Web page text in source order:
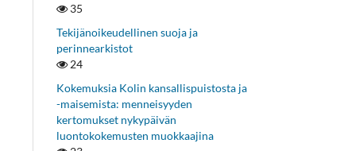
35
Tekijänoikeudellinen suoja ja
perinnearkistot
24
Kokemuksia Kolin kansallispuistosta ja
-maisemista: menneisyyden
kertomukset nykypäivän
luontokokemusten muokkaajina